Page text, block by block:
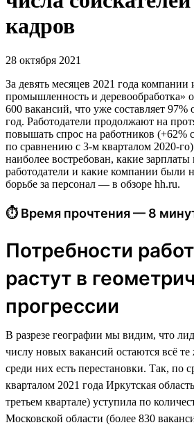
кадров
28 октября 2021
За девять месяцев 2021 года компании
промышленность и деревообработка»
600 вакансий, что уже составляет 97%
год. Работодатели продолжают на
повышать спрос на работников (+62%
по сравнению с 3-м кварталом 2020-
наиболее востребован, какие зарплаты
работодатели и какие компании были
борьбе за персонал — в обзоре hh.ru.
⏱ Время прочтения — 8
Потребности
растут в
прогрессии
В разрезе географии мы видим, что
числу новых вакансий остаются всё
среди них есть перестановки. Так, по
кварталом 2021 года Иркутская
третьем квартале) уступила по
Московской области (более 830